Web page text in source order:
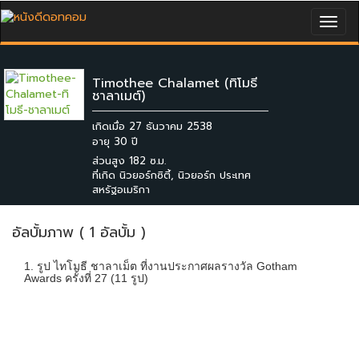
Timothee Chalamet (ทิโมธี
ชาลาเมต์)
เกิดเมื่อ 27 ธันวาคม 2538
ส่วนสูง 182 ซ.ม.
ที่เกิด นิวยอร์กซิตี้, นิวยอร์ก ประเทศ
สหรัฐอเมริกา
อัลบั้มภาพ ( 1 อัลบั้ม )
1. รูป ไทโมธี ชาลาเม็ต ที่งานประกาศผลรางวัล Gotham
Awards ครั้งที่ 27 (11 รูป)